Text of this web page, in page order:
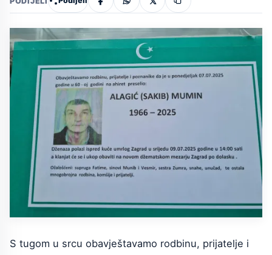
S tugom u srcu obavještavamo rodbinu, prijatelje i